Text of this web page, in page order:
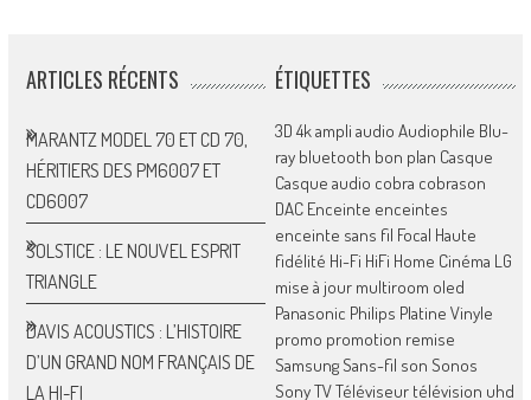
ARTICLES RÉCENTS
MARANTZ MODEL 70 ET CD 70,
HÉRITIERS DES PM6007 ET
CD6007
SOLSTICE : LE NOUVEL ESPRIT
TRIANGLE
DAVIS ACOUSTICS : L’HISTOIRE
D’UN GRAND NOM FRANÇAIS DE
LA HI-FI
ÉTIQUETTES
3D 4kampli audio Audiophile Blu-
ray bluetooth bon plan Casque
Casque audio cobra cobrason
DAC Enceinte enceintes
enceinte sans fil Focal Haute
fidélité Hi-Fi HiFi Home Cinéma LG
mise à jour multiroom oled
Panasonic Philips Platine Vinyle
promo promotion remise
SamsungSans-fil son Sonos
SonyTVTéléviseur télévision uhd